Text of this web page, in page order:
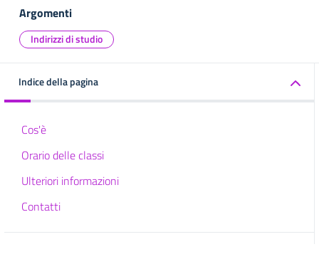
Argomenti
Indirizzi di studio
Indice della pagina
Cos'è
Orario delle classi
Ulteriori informazioni
Contatti